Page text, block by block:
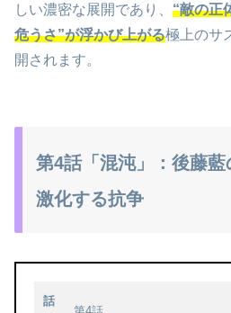
しい濃密な展開であり、 “敵の正
危うさ”が浮かび上がる極上のサ
開されます。
第4話「混沌」：後藤藍
激化する抗争
話